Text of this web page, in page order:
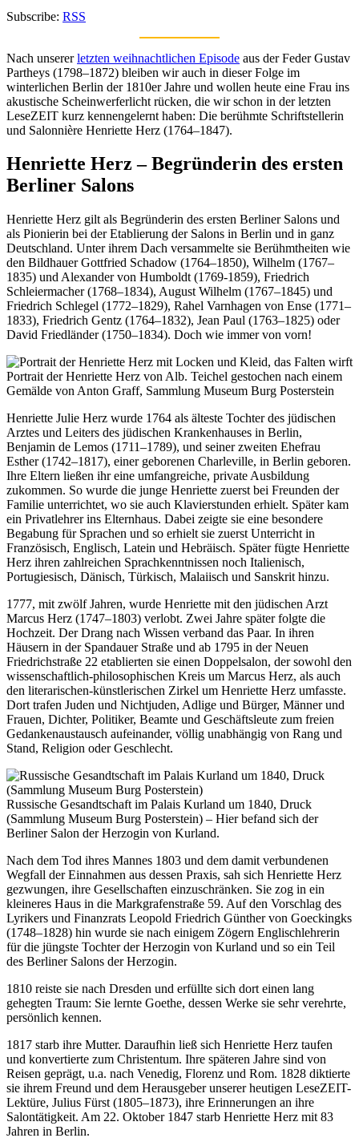
Subscribe: RSS
Nach unsererletzten weihnachtlichen Episode aus der Feder Gustav
Partheys (1798–1872) bleiben wir auch in dieser Folge im
winterlichen Berlin der 1810er Jahre und wollen heute eine Frau ins
akustische Scheinwerferlicht rücken, die wir schon in der letzten
LeseZEIT kurz kennengelernt haben: Die berühmte Schriftstellerin
und Salonnière Henriette Herz (1764–1847).
Henriette Herz – Begründerin des ersten
Berliner Salons
Henriette Herz gilt als Begründerin des ersten Berliner Salons und
als Pionierin bei der Etablierung der Salons in Berlin und in ganz
Deutschland. Unter ihrem Dach versammelte sie Berühmtheiten wie
den Bildhauer Gottfried Schadow (1764–1850), Wilhelm (1767–
1835) und Alexander von Humboldt (1769-1859), Friedrich
Schleiermacher (1768–1834), August Wilhelm (1767–1845) und
Friedrich Schlegel (1772–1829), Rahel Varnhagen von Ense (1771–
1833), Friedrich Gentz (1764–1832), Jean Paul (1763–1825) oder
David Friedländer (1750–1834). Doch wie immer von vorn!
Portrait der Henriette Herz von Alb. Teichel gestochen nach einem
Gemälde von Anton Graff, Sammlung Museum Burg Posterstein
Henriette Julie Herz wurde 1764 als älteste Tochter des jüdischen
Arztes und Leiters des jüdischen Krankenhauses in Berlin,
Benjamin de Lemos (1711–1789), und seiner zweiten Ehefrau
Esther (1742–1817), einer geborenen Charleville, in Berlin geboren.
Ihre Eltern ließen ihr eine umfangreiche, private Ausbildung
zukommen. So wurde die junge Henriette zuerst bei Freunden der
Familie unterrichtet, wo sie auch Klavierstunden erhielt. Später kam
ein Privatlehrer ins Elternhaus. Dabei zeigte sie eine besondere
Begabung für Sprachen und so erhielt sie zuerst Unterricht in
Französisch, Englisch, Latein und Hebräisch. Später fügte Henriette
Herz ihren zahlreichen Sprachkenntnissen noch Italienisch,
Portugiesisch, Dänisch, Türkisch, Malaiisch und Sanskrit hinzu.
1777, mit zwölf Jahren, wurde Henriette mit den jüdischen Arzt
Marcus Herz (1747–1803) verlobt. Zwei Jahre später folgte die
Hochzeit. Der Drang nach Wissen verband das Paar. In ihren
Häusern in der Spandauer Straße und ab 1795 in der Neuen
Friedrichstraße 22 etablierten sie einen Doppelsalon, der sowohl den
wissenschaftlich-philosophischen Kreis um Marcus Herz, als auch
den literarischen-künstlerischen Zirkel um Henriette Herz umfasste.
Dort trafen Juden und Nichtjuden, Adlige und Bürger, Männer und
Frauen, Dichter, Politiker, Beamte und Geschäftsleute zum freien
Gedankenaustausch aufeinander, völlig unabhängig von Rang und
Stand, Religion oder Geschlecht.
Russische Gesandtschaft im Palais Kurland um 1840, Druck
(Sammlung Museum Burg Posterstein) – Hier befand sich der
Berliner Salon der Herzogin von Kurland.
Nach dem Tod ihres Mannes 1803 und dem damit verbundenen
Wegfall der Einnahmen aus dessen Praxis, sah sich Henriette Herz
gezwungen, ihre Gesellschaften einzuschränken. Sie zog in ein
kleineres Haus in die Markgrafenstraße 59. Auf den Vorschlag des
Lyrikers und Finanzrats Leopold Friedrich Günther von Goeckingks
(1748–1828) hin wurde sie nach einigem Zögern Englischlehrerin
für die jüngste Tochter der Herzogin von Kurland und so ein Teil
des Berliner Salons der Herzogin.
1810 reiste sie nach Dresden und erfüllte sich dort einen lang
gehegten Traum: Sie lernte Goethe, dessen Werke sie sehr verehrte,
persönlich kennen.
1817 starb ihre Mutter. Daraufhin ließ sich Henriette Herz taufen
und konvertierte zum Christentum. Ihre späteren Jahre sind von
Reisen geprägt, u.a. nach Venedig, Florenz und Rom. 1828 diktierte
sie ihrem Freund und dem Herausgeber unserer heutigen LeseZEIT-
Lektüre, Julius Fürst (1805–1873), ihre Erinnerungen an ihre
Salontätigkeit. Am 22. Oktober 1847 starb Henriette Herz mit 83
Jahren in Berlin.